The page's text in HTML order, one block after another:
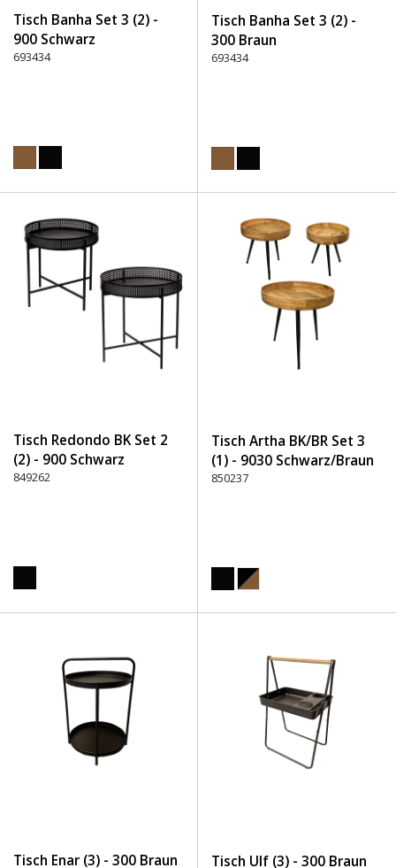
Tisch Banha Set 3 (2) -
900 Schwarz
693434
Tisch Banha Set 3 (2) -
300 Braun
693434
Tisch Redondo BK Set 2
(2) - 900 Schwarz
849262
Tisch Artha BK/BR Set 3
(1) - 9030 Schwarz/Braun
850237
Tisch Enar (3) - 300 Braun Tisch Ulf (3) - 300 Braun